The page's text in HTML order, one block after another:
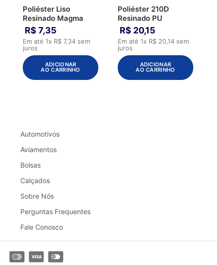
Poliéster Liso
Resinado Magma
R$ 7,35
Em até1x R$ 7,34 sem
juros
ADICIONAR
AO CARRINHO
Poliéster 210D
Resinado PU
R$ 20,15
Em até 1x R$ 20,14 sem
juros
ADICIONAR
AO CARRINHO
Automotivos
Aviamentos
Bolsas
Calçados
Sobre Nós
Perguntas Frequentes
Fale Conosco